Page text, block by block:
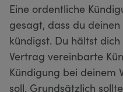
Eine ordentliche
gesagt, dass du
kündigst. Du hältst
Vertrag vereinbarte
Kündigung bei deinem
soll. Grundsätzlich